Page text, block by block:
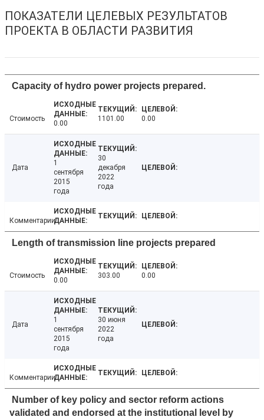
ПОКАЗАТЕЛИ ЦЕЛЕВЫХ РЕЗУЛЬТАТОВ
ПРОЕКТА В ОБЛАСТИ РАЗВИТИЯ
Capacity of hydro power projects prepared.
Стоимость
0.00
1101.00 0.00
Дата
1
сентября
2015
года
30
декабря
2022
года
Комментарии
Length of transmission line projects prepared
Стоимость
0.00
303.00 0.00
Дата
1
сентября
2015
года
30 июня
2022
года
Комментарии
Number of key policy and sector reform actions
validated and endorsed at the institutional level by